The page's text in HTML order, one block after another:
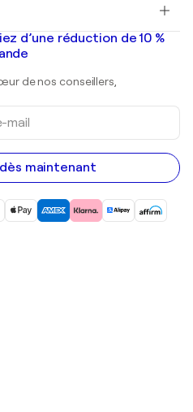
d’une réduction de 10 %
de nos conseillers,
maintenant